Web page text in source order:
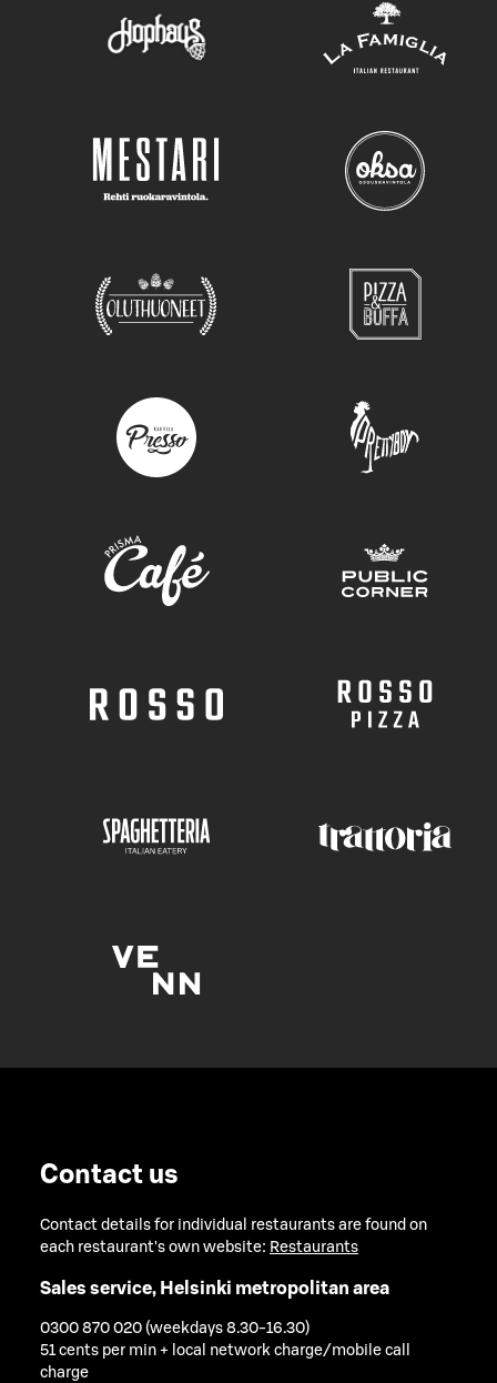
Contact us
Contact details for individual restaurants are found on
each restaurant's own website: Restaurants
Sales service, Helsinki metropolitan area
0300 870 020 (weekdays 8.30-16.30)
51 cents per min + local network charge/mobile call
charge